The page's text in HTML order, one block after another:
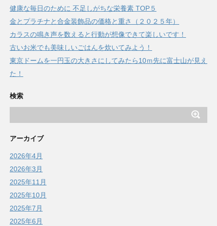
健康な毎日のために 不足しがちな栄養素 TOP５
金とプラチナと合金装飾品の価格と重さ（２０２５年）
カラスの鳴き声を数えると行動が想像できて楽しいです！
古いお米でも美味しいごはんを炊いてみよう！
東京ドームを一円玉の大きさにしてみたら10ｍ先に富士山が見え
た！
検索
アーカイブ
2026年4月
2026年3月
2025年11月
2025年10月
2025年7月
2025年6月